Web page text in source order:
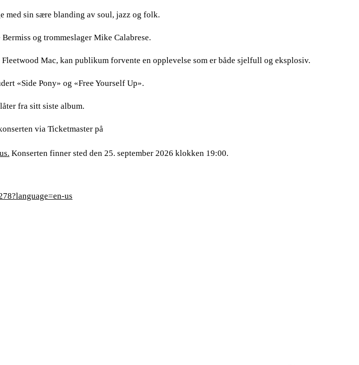
med sin sære blanding av soul, jazz og folk.
og trommeslager Mike Calabrese.
Mac, kan publikum forvente en opplevelse som er både sjelfull og eksplosiv.
«Side Pony» og «Free Yourself Up».
fra sitt siste album.
via Ticketmaster på
Konserten finner sted den 25. september 2026 klokken 19:00.
us